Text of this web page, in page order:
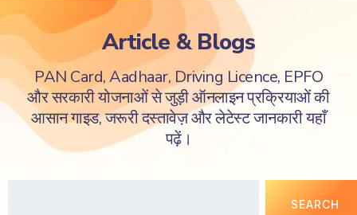
Article & Blogs
PAN Card, Aadhaar, Driving Licence, EPFO
और सरकारी योजनाओं से जुड़ी ऑनलाइन प्रक्रियाओं की
आसान गाइड, जरूरी दस्तावेज़ और लेटेस्ट जानकारी यहाँ
पढ़ें।
SEARCH